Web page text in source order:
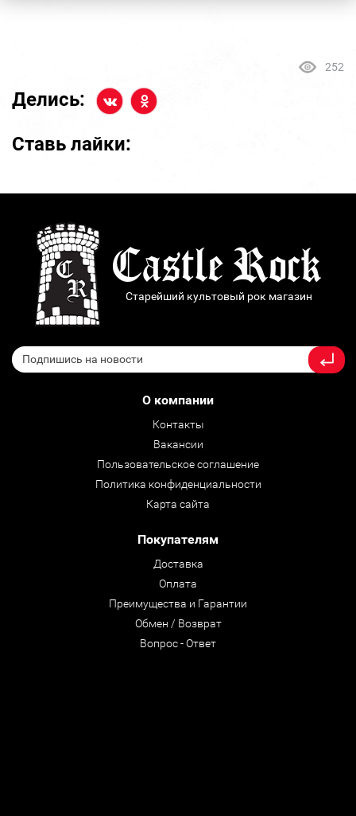
252
Делись:
Ставь лайки:
Старейший культовый рок магазин
О компании
Контакты
Вакансии
Пользовательское соглашение
Политика конфиденциальности
Карта сайта
Покупателям
Доставка
Оплата
Преимущества и Гарантии
Обмен / Возврат
Вопрос - Ответ